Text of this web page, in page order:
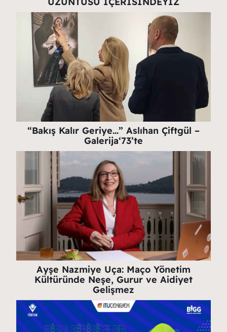
“Bakış Kalır Geriye…” Aslıhan Çiftgül –
Galerija‘73’te
Ayşe Nazmiye Uça: Maço Yönetim
Kültüründe Neşe, Gurur ve Aidiyet
Gelişmez